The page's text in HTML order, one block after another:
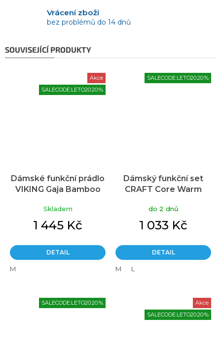
Vrácení zboží
bez problémů do 14 dnů
SOUVISEJÍCÍ PRODUKTY
Akce
SALECODE:LETO20:20:%
Dámské funkční prádlo
VIKING Gaja Bamboo
Skladem
1 445 Kč
DETAIL
M
SALECODE:LETO20:20:%
Dámský funkční set
CRAFT Core Warm
Průměrné
produktu
je
5,0
5
hvězdiček.
do 2 dnů
1 033 Kč
DETAIL
M L
SALECODE:LETO20:20:%
Akce
SALECODE:LETO20:20:%